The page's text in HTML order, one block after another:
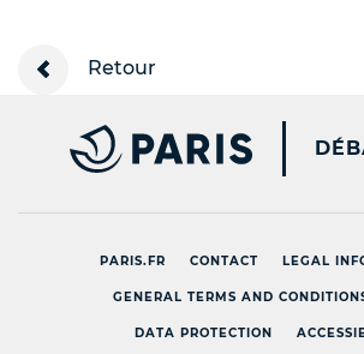
Retour
PARIS.FR CONTACT LEGAL
GENERAL TERMS AND
DATA PROTECTION